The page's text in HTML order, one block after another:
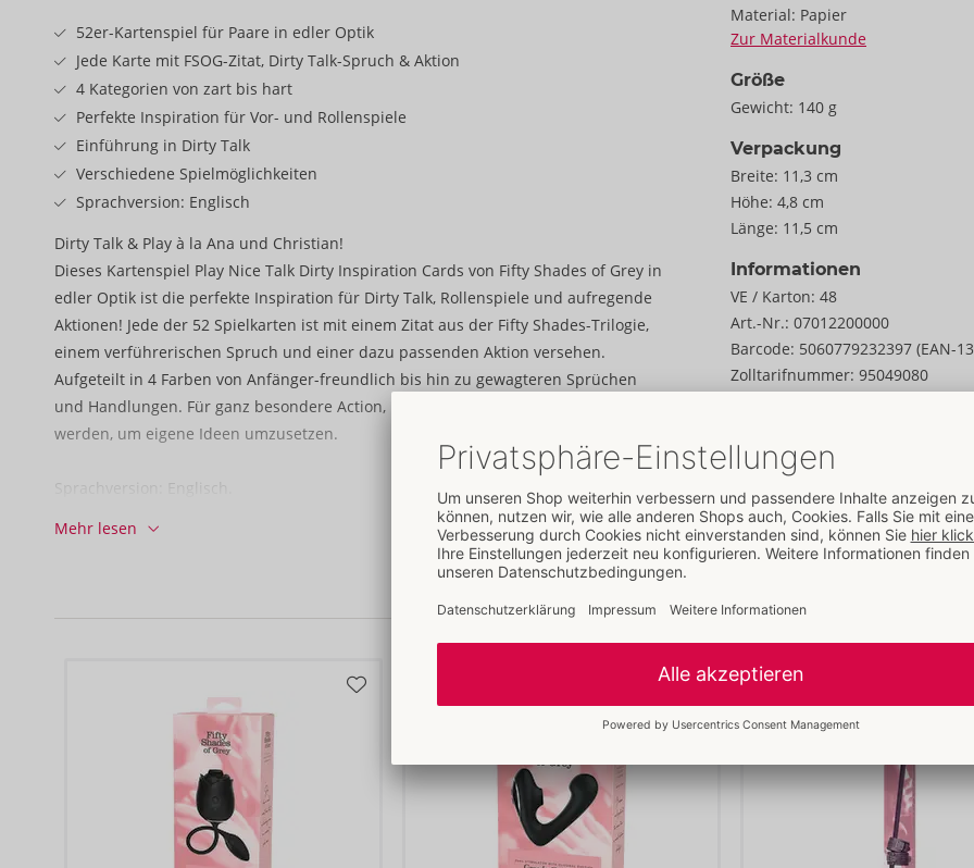
52er-Kartenspiel für Paare in edler Optik
Jede Karte mit FSOG-Zitat, Dirty Talk-Spruch & Aktion
4 Kategorien von zart bis hart
Perfekte Inspiration für Vor- und Rollenspiele
Einführung in Dirty Talk
Verschiedene Spielmöglichkeiten
Sprachversion: Englisch
Dirty Talk & Play à la Ana und Christian!
Dieses Kartenspiel Play Nice Talk Dirty Inspiration Cards von Fifty Shades of Grey in
edler Optik ist die perfekte Inspiration für Dirty Talk, Rollenspiele und aufregende
Aktionen! Jede der 52 Spielkarten ist mit einem Zitat aus der Fifty Shades-Trilogie,
einem verführerischen Spruch und einer dazu passenden Aktion versehen.
Aufgeteilt in 4 Farben von Anfänger-freundlich bis hin zu gewagteren Sprüchen
und Handlungen. Für ganz besondere Action, können auch die Joker gezogen
werden, um eigene Ideen umzusetzen.
Sprachversion: Englisch.
Mehr lesen
Material: Papier
Zur Materialkunde
Größe
Gewicht: 140 g
Verpackung
Breite: 11,3 cm
Höhe: 4,8 cm
Länge: 11,5 cm
Informationen
VE / Karton: 48
Art.-Nr.: 07012200000
Barcode: 5060779232397 (EAN-
Zolltarifnummer: 95049080
Weitere Artikel vonFifty Shades of